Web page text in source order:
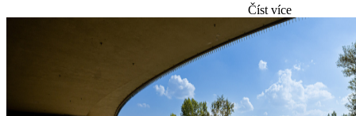
Číst více